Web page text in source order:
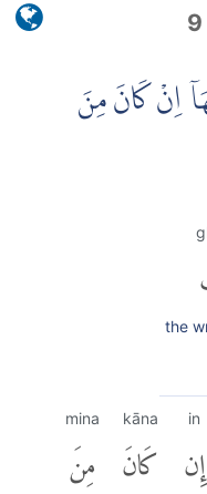
اِنْ كَانَ مِنَ
the
in
إِن
kāna
كَانَ
mina
مِنَ